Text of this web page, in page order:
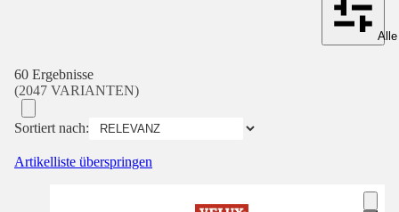
60 Ergebnisse
(2047 VARIANTEN)
Sortiert nach:
Artikelliste überspringen